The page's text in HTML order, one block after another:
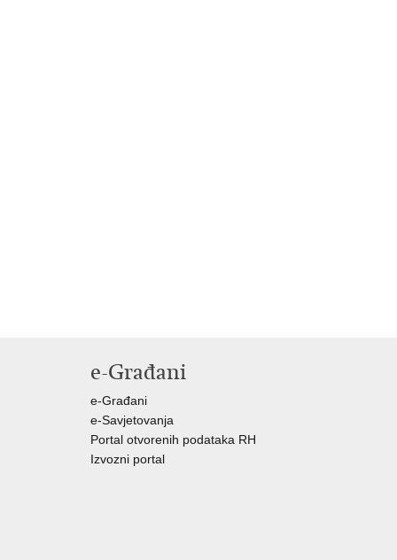
e-Građani
e-Građani
e-Savjetovanja
Portal otvorenih podataka RH
Izvozni portal